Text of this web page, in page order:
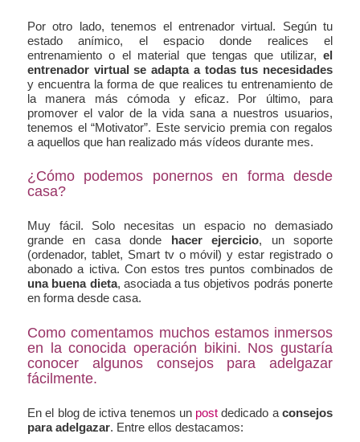
Por otro lado, tenemos el entrenador virtual. Según tu
estado anímico, el espacio donde realices el
entrenamiento o el material que tengas que utilizar, el
entrenador virtual se adapta a todas tus necesidades
y encuentra la forma de que realices tu entrenamiento de
la manera más cómoda y eficaz. Por último, para
promover el valor de la vida sana a nuestros usuarios,
tenemos el “Motivator”. Este servicio premia con regalos
a aquellos que han realizado más vídeos durante mes.
¿Cómo podemos ponernos en forma desde
casa?
Muy fácil. Solo necesitas un espacio no demasiado
grande en casa donde hacer ejercicio, un soporte
(ordenador, tablet, Smart tv o móvil) y estar registrado o
abonado a ictiva. Con estos tres puntos combinados de
una buena dieta, asociada a tus objetivos podrás ponerte
en forma desde casa.
Como comentamos muchos estamos inmersos
en la conocida operación bikini. Nos gustaría
conocer algunos consejos para adelgazar
fácilmente.
En el blog de ictiva tenemos un post dedicado a consejos
para adelgazar. Entre ellos destacamos: